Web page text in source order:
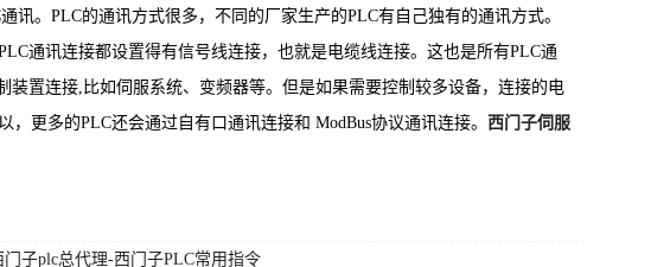
。PLC的通讯方式很多，不同的厂家生产的PLC有自己独有的通讯方式。
通讯连接都设置得有信号线连接，也就是电缆线连接。这也是所有PLC通
置连接,比如伺服系统、变频器等。但是如果需要控制较多设备，连接的电
更多的PLC还会通过自有口通讯连接和 ModBus协议通讯连接。 西门子伺服
门子plc总代理-西门子PLC常用指令